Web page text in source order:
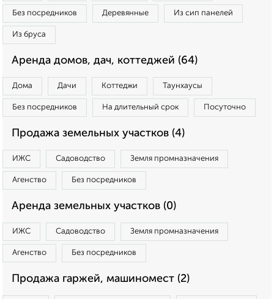
Без посредников Деревянные Из сип панелей
Из бруса
Аренда домов, дач, коттеджей (64)
Дома Дачи Коттеджи Таунхаусы
Без посредников На длительный срок Посуточно
Продажа земельных участков (4)
ИЖС Садоводство Земля промназначения
Агенство Без посредников
Аренда земельных участков (0)
ИЖС Садоводство Земля промназначения
Агенство Без посредников
Продажа гаржей, машиномест (2)